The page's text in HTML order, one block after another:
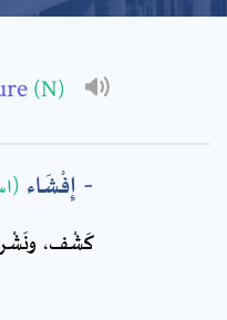
(N)
إِفْشَاء
كَشْف،